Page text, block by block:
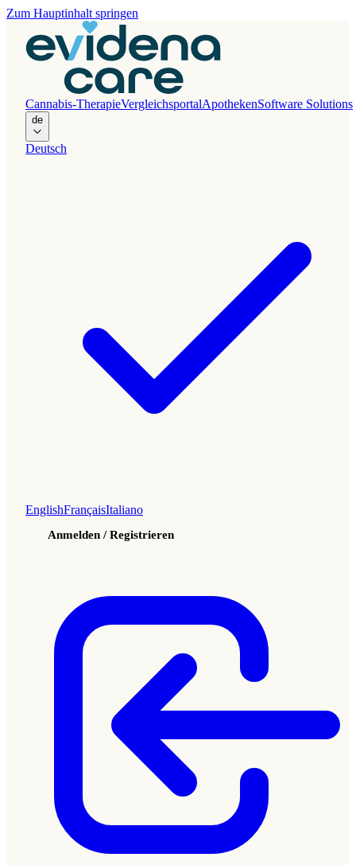
Zum Hauptinhalt springen
Cannabis-TherapieVergleichsportalApothekenSoftware Solutions
de
Deutsch
EnglishFrançaisItaliano
Anmelden / Registrieren